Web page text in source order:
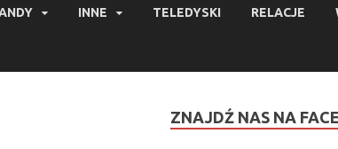
INNE TELEDYSKI RELACJE
ZNAJDŹ NAS NA